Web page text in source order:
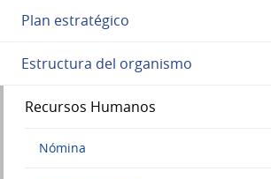
Plan estratégico
Estructura del organismo
Recursos Humanos
Nómina